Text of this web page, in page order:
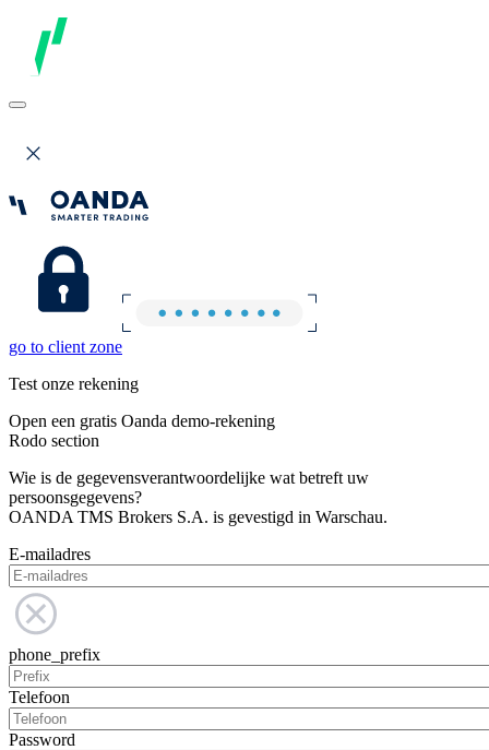
go to client zone
Test onze rekening
Open een gratis Oanda demo-rekening
Rodo section
Wie is de gegevensverantwoordelijke wat betreft uw
persoonsgegevens?
OANDA TMS Brokers S.A. is gevestigd in Warschau.
E-mailadres
phone_prefix
Telefoon
Password